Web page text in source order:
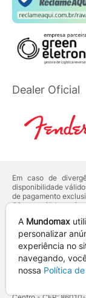
Dealer Oficial
Em caso de
disponibilidade
de pagamento
Ofertas válidas até
deVenda Corporativa
Os preços
qualquer outro
Defesa do
Vendas sujeitas à
A Mundomax
personalizar
experiência no
navegando,
nossa Política